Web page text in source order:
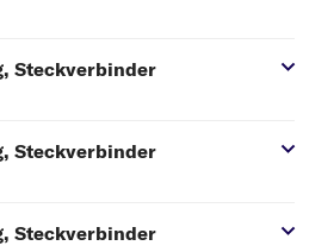
Steckverbinder
Steckverbinder
Steckverbinder